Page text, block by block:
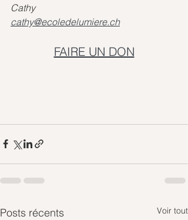
Cathy
cathy@ecoledelumiere.ch
FAIRE UN DON
Posts récents Voir tout